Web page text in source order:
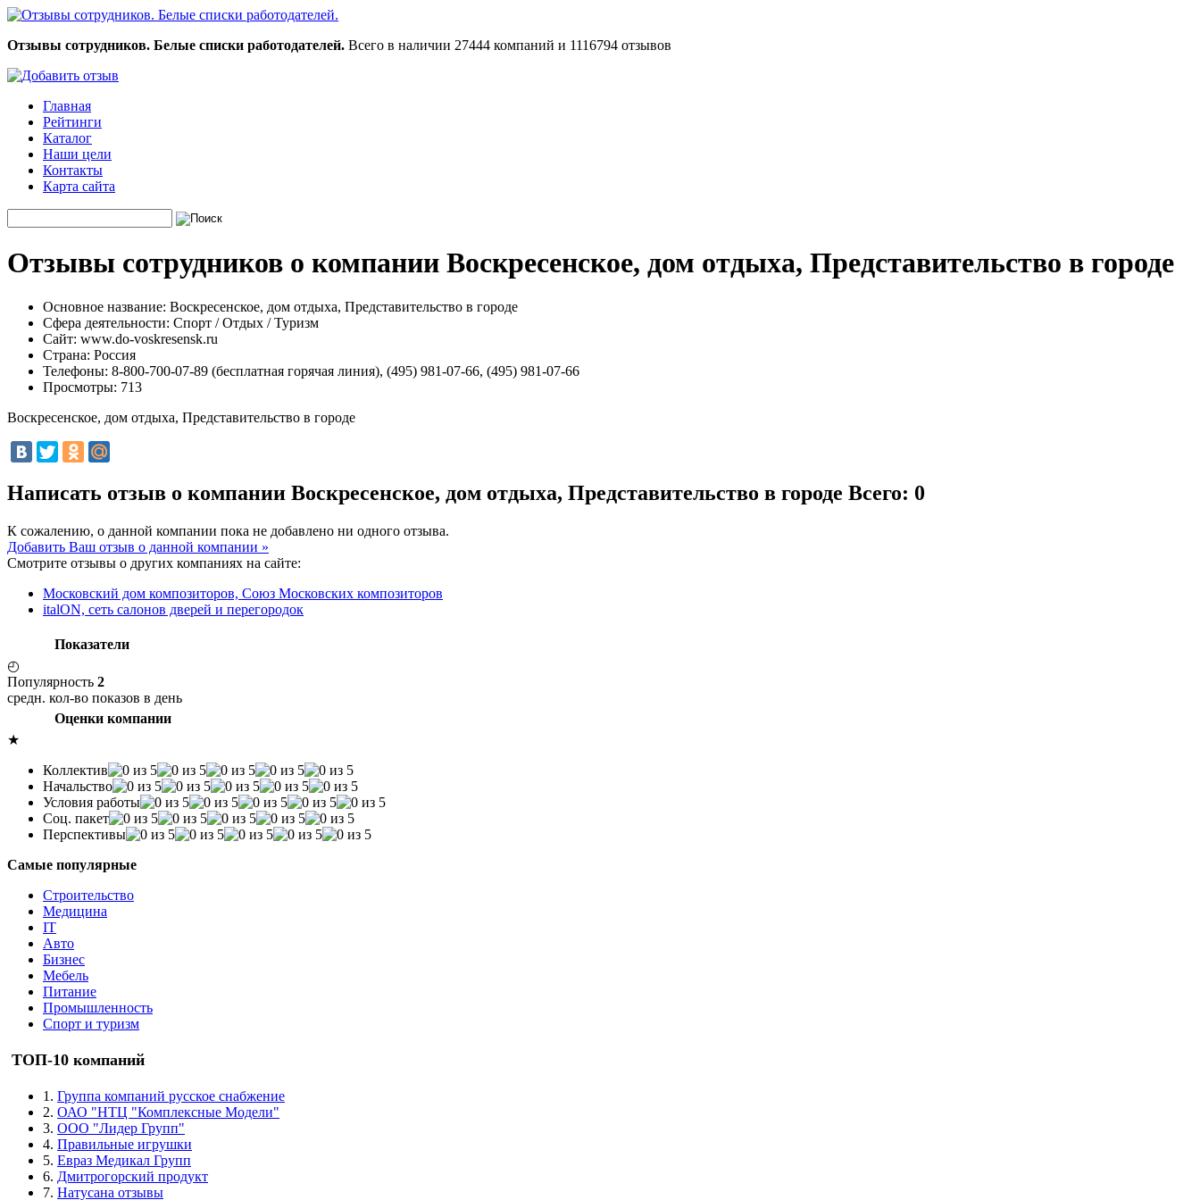
Отзывы сотрудников. Белые списки работодателей. Всего в наличии 27444 компаний и 1116794 отзывов
Главная
Рейтинги
Каталог
Наши цели
Контакты
Карта сайта
Отзывы сотрудников о компании Воскресенское, дом отдыха, Представительство в городе
Основное название: Воскресенское, дом отдыха, Представительство в городе
Сфера деятельности: Спорт / Отдых / Туризм
Сайт: www.do-voskresensk.ru
Страна: Россия
Телефоны: 8-800-700-07-89 (бесплатная горячая линия), (495) 981-07-66, (495) 981-07-66
Просмотры: 713
Воскресенское, дом отдыха, Представительство в городе
Написать отзыв о компании Воскресенское, дом отдыха, Представительство в городе Всего: 0
К сожалению, о данной компании пока не добавлено ни одного отзыва.
Добавить Ваш отзыв о данной компании »
Смотрите отзывы о других компаниях на сайте:
Московский дом композиторов, Союз Московских композиторов
italON, сеть салонов дверей и перегородок
Показатели
◴
Популярность 2
средн. кол-во показов в день
Оценки компании
★
Коллектив
Начальство
Условия работы
Соц. пакет
Перспективы
Самые популярные
Строительство
Медицина
IT
Авто
Бизнес
Мебель
Питание
Промышленность
Спорт и туризм
ТОП-10 компаний
1. Группа компаний русское снабжение
2. ОАО "НТЦ "Комплексные Модели"
3. ООО "Лидер Групп"
4. Правильные игрушки
5. Евраз Медикал Групп
6. Дмитрогорский продукт
7. Натусана отзывы